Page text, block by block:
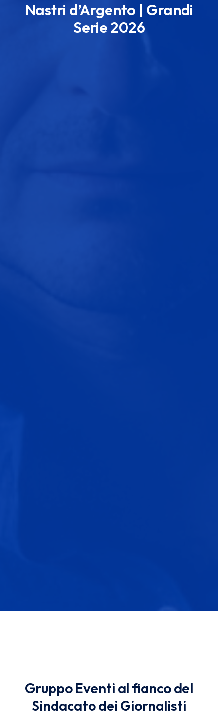
Nastri d’Argento | Grandi
Serie 2026
Gruppo Eventi al fianco del
Sindacato dei Giornalisti